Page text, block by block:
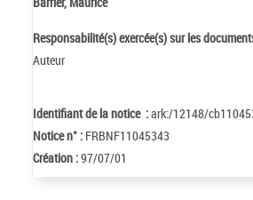
Responsabilité(s) exercée(s) sur les
Auteur
Identifiant de la notice :ark:/12148/
Notice n° : FRBNF11045343
Création :97/07/01